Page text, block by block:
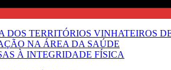
TERRITÓRIOS VINHATEIROS
NA ÁREA DA SAÚDE
À INTEGRIDADE FÍSICA